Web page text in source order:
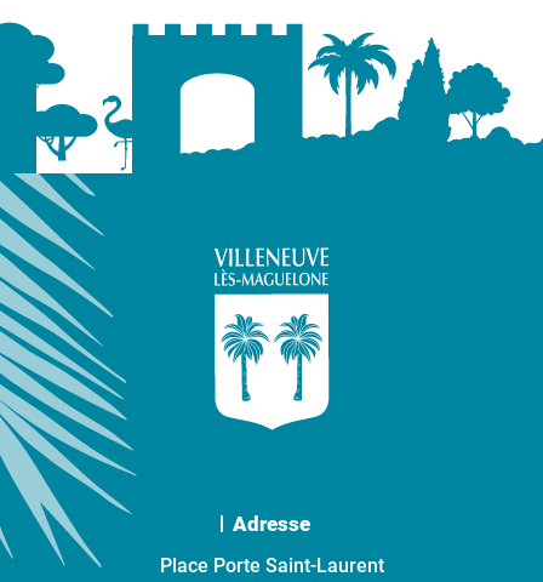
Adresse
Place Porte Saint-Laurent